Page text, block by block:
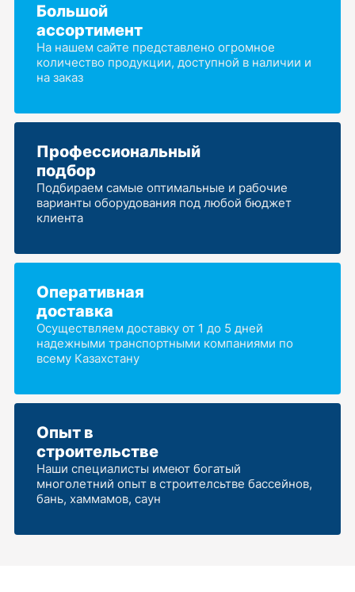
Большой
ассортимент
На нашем сайте представлено огромное
количество продукции, доступной в наличии и
на заказ
Профессиональный
подбор
Подбираем самые оптимальные и рабочие
варианты оборудования под любой бюджет
клиента
Оперативная
доставка
Осуществляем доставку от 1 до 5 дней
надежными транспортными компаниями по
всему Казахстану
Опыт в
строительстве
Наши специалисты имеют богатый
многолетний опыт в строителсьтве бассейнов,
бань, хаммамов, саун